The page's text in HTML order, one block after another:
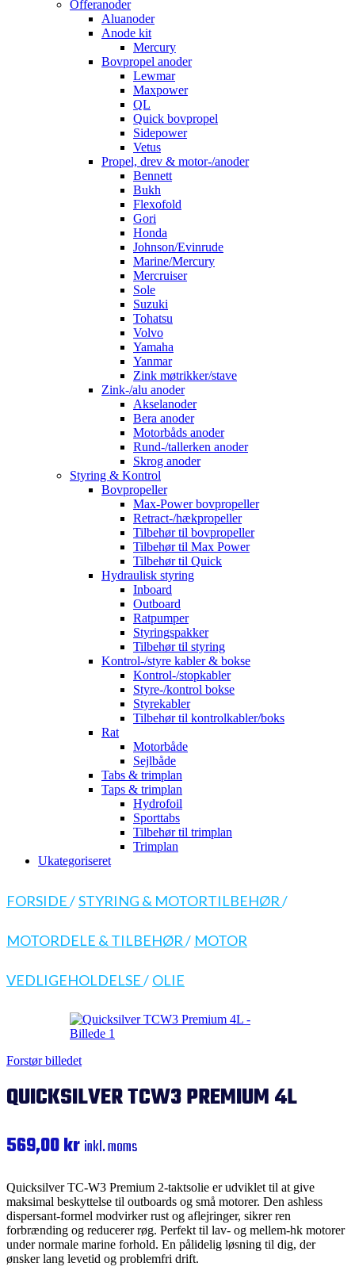
Offeranoder
Aluanoder
Anode kit
Mercury
Bovpropel anoder
Lewmar
Maxpower
QL
Quick bovpropel
Sidepower
Vetus
Propel, drev & motor-/anoder
Bennett
Bukh
Flexofold
Gori
Honda
Johnson/Evinrude
Marine/Mercury
Mercruiser
Sole
Suzuki
Tohatsu
Volvo
Yamaha
Yanmar
Zink møtrikker/stave
Zink-/alu anoder
Akselanoder
Bera anoder
Motorbåds anoder
Rund-/tallerken anoder
Skrog anoder
Styring & Kontrol
Bovpropeller
Max-Power bovpropeller
Retract-/hækpropeller
Tilbehør til bovpropeller
Tilbehør til Max Power
Tilbehør til Quick
Hydraulisk styring
Inboard
Outboard
Ratpumper
Styringspakker
Tilbehør til styring
Kontrol-/styre kabler & bokse
Kontrol-/stopkabler
Styre-/kontrol bokse
Styrekabler
Tilbehør til kontrolkabler/boks
Rat
Motorbåde
Sejlbåde
Tabs & trimplan
Taps & trimplan
Hydrofoil
Sporttabs
Tilbehør til trimplan
Trimplan
Ukategoriseret
FORSIDE/STYRING & MOTORTILBEHØR/
MOTORDELE & TILBEHØR/ MOTOR
VEDLIGEHOLDELSE/ OLIE
Forstør billedet
QUICKSILVER TCW3 PREMIUM 4L
569,00kr inkl. moms
Quicksilver TC-W3 Premium 2-taktsolie er udviklet til at give
maksimal beskyttelse til outboards og små motorer. Den ashless
dispersant-formel modvirker rust og aflejringer, sikrer ren
forbrænding og reducerer røg. Perfekt til lav- og mellem-hk motorer
under normale marine forhold. En pålidelig løsning til dig, der
ønsker lang levetid og problemfri drift.